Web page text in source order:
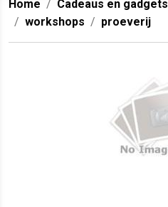
Home Cadeaus en gadgets
workshops
proeverij